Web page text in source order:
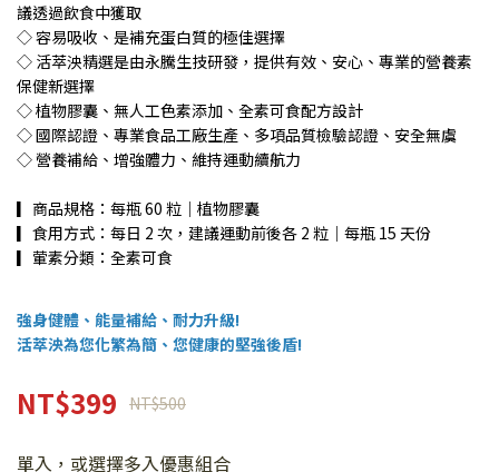
議透過飲食中獲取
◇ 容易吸收、是補充蛋白質的極佳選擇
◇ 活萃泱精選是由永騰生技研發，提供有效、安心、專業的營養素
保健新選擇
◇ 植物膠囊、無人工色素添加、全素可食配方設計
◇ 國際認證、專業食品工廠生產、多項品質檢驗認證、安全無虞
◇ 營養補給、增強體力、維持運動續航力
▎商品規格：每瓶 60 粒｜植物膠囊
▎食用方式：每日 2 次，建議運動前後各 2 粒｜每瓶 15 天份
▎葷素分類：全素可食
強身健體、能量補給、耐力升級!
活萃泱為您化繁為簡、您健康的堅強後盾!
NT$399 NT$500
單入，或選擇多入優惠組合